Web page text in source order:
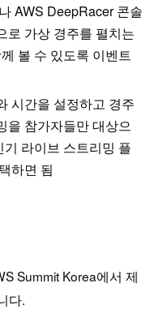
AWS DeepRacer 콘솔
로 가상 경주를 펼치는
볼 수 있도록 이벤트
시간을 설정하고 경주
을 참가자들만 대상으
라이브 스트리밍 플
하면 됨
Summit Korea에서 제
다.